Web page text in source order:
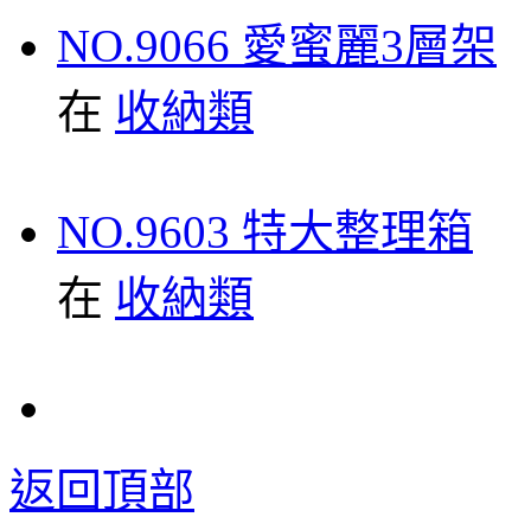
NO.9066 愛蜜麗3層架
在 收納類
NO.9603 特大整理箱
在 收納類
返回頂部